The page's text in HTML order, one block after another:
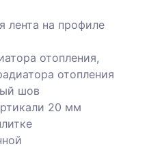
лента на профиле
отопления,
отопления
шов
20 мм